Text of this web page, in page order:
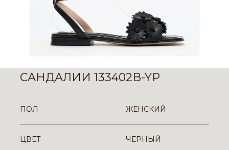
САНДАЛИИ 133402B-YP
ПОЛ ЖЕНСКИЙ
ЦВЕТ ЧЕРНЫЙ